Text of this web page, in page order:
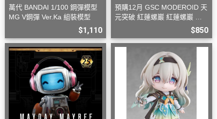
萬代 BANDAI 1/100 鋼彈模型
MG V鋼彈 Ver.Ka 組裝模型
$1,110
預購12月 GSC MODEROID 天
元突破 紅蓮螺巖 紅蓮螺巖 再
$850